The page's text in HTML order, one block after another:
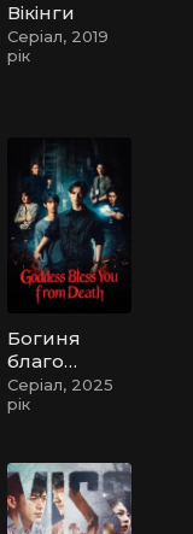
Вікінги
Серіал, 2019
рік
Богиня
благос
ловить
вас від
Серіал, 2025
рік